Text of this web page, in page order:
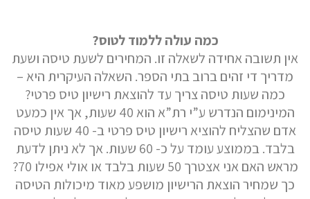
כמה עולה ללמוד לטוס?
אין תשובה אחידה לשאלה זו. המחירים לשעת טיסה ושעת
מדריך די זהים ברוב בתי הספר. השאלה העיקרית היא –
כמה שעות טיסה צריך עד להוצאת רישיון טיס פרטי?
המינימום הנדרש ע”י רת”א הוא 40 שעות, אך אין כמעט
אדם שהצליח להוציא רישיון טיס פרטי ב- 40 שעות טיסה
בלבד. בממוצע עומד על כ- 60 שעות. אך לא ניתן לדעת
מראש האם אני אצטרך 50 שעות בלבד או אולי אפילו 70?
כך שמחיר הוצאת הרישיון מושפע מאוד מיכולות הטיסה